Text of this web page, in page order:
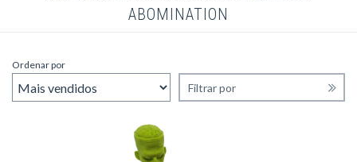
ABOMINATION
Ordenar por
Filtrar por